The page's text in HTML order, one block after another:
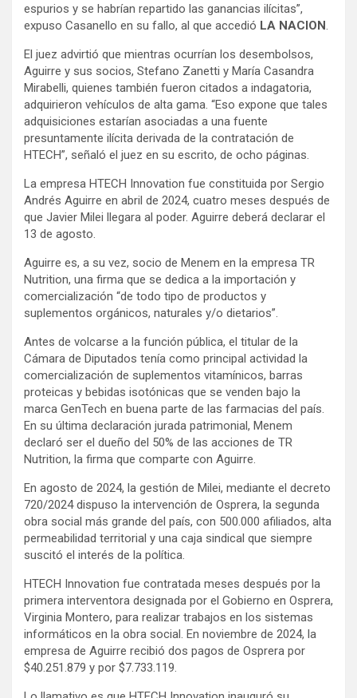
espurios y se habrían repartido las ganancias ilícitas”,
expuso Casanello en su fallo, al que accedió LA NACION
El juez advirtió que mientras ocurrían los desembolsos,
Aguirre y sus socios, Stefano Zanetti y María Casandra
Mirabelli, quienes también fueron citados a indagatoria,
adquirieron vehículos de alta gama. “Eso expone que tales
adquisiciones estarían asociadas a una fuente
presuntamente ilícita derivada de la contratación de
HTECH”, señaló el juez en su escrito, de ocho páginas.
La empresa HTECH Innovation fue constituida por Sergio
Andrés Aguirre en abril de 2024, cuatro meses después de
que Javier Milei llegara al poder. Aguirre deberá declarar el
13 de agosto.
Aguirre es, a su vez, socio de Menem en la empresa TR
Nutrition, una firma que se dedica a la importación y
comercialización “de todo tipo de productos y
suplementos orgánicos, naturales y/o dietarios”.
Antes de volcarse a la función pública, el titular de la
Cámara de Diputados tenía como principal actividad la
comercialización de suplementos vitamínicos, barras
proteicas y bebidas isotónicas que se venden bajo la
marca GenTech en buena parte de las farmacias del país.
En su última declaración jurada patrimonial, Menem
declaró ser el dueño del 50% de las acciones de TR
Nutrition, la firma que comparte con Aguirre.
En agosto de 2024, la gestión de Milei, mediante el decreto
720/2024 dispuso la intervención de Osprera, la segunda
obra social más grande del país, con 500.000 afiliados, alta
permeabilidad territorial y una caja sindical que siempre
suscitó el interés de la política.
HTECH Innovation fue contratada meses después por la
primera interventora designada por el Gobierno en Osprera,
Virginia Montero, para realizar trabajos en los sistemas
informáticos en la obra social. En noviembre de 2024, la
empresa de Aguirre recibió dos pagos de Osprera por
$40.251.879 y por $7.733.119.